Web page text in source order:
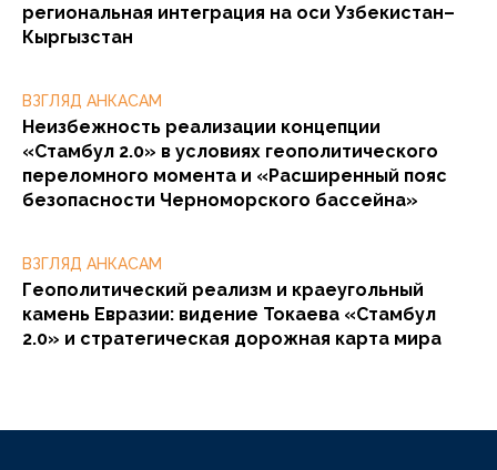
региональная интеграция на оси Узбекистан–
Кыргызстан
ВЗГЛЯД АНКАСАМ
Неизбежность реализации концепции
«Стамбул 2.0» в условиях геополитического
переломного момента и «Расширенный пояс
безопасности Черноморского бассейна»
ВЗГЛЯД АНКАСАМ
Геополитический реализм и краеугольный
камень Евразии: видение Токаева «Стамбул
2.0» и стратегическая дорожная карта мира